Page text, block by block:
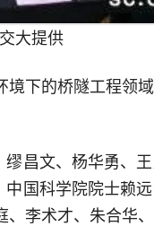
大提供
下的桥隧工程领
昌文、杨华勇、
国科学院院士赖
李术才、朱合华